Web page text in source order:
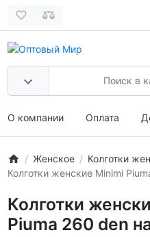
О компании Оплата
Женское Колготки
Колготки женские Minimi
Колготки
Piuma 260 den